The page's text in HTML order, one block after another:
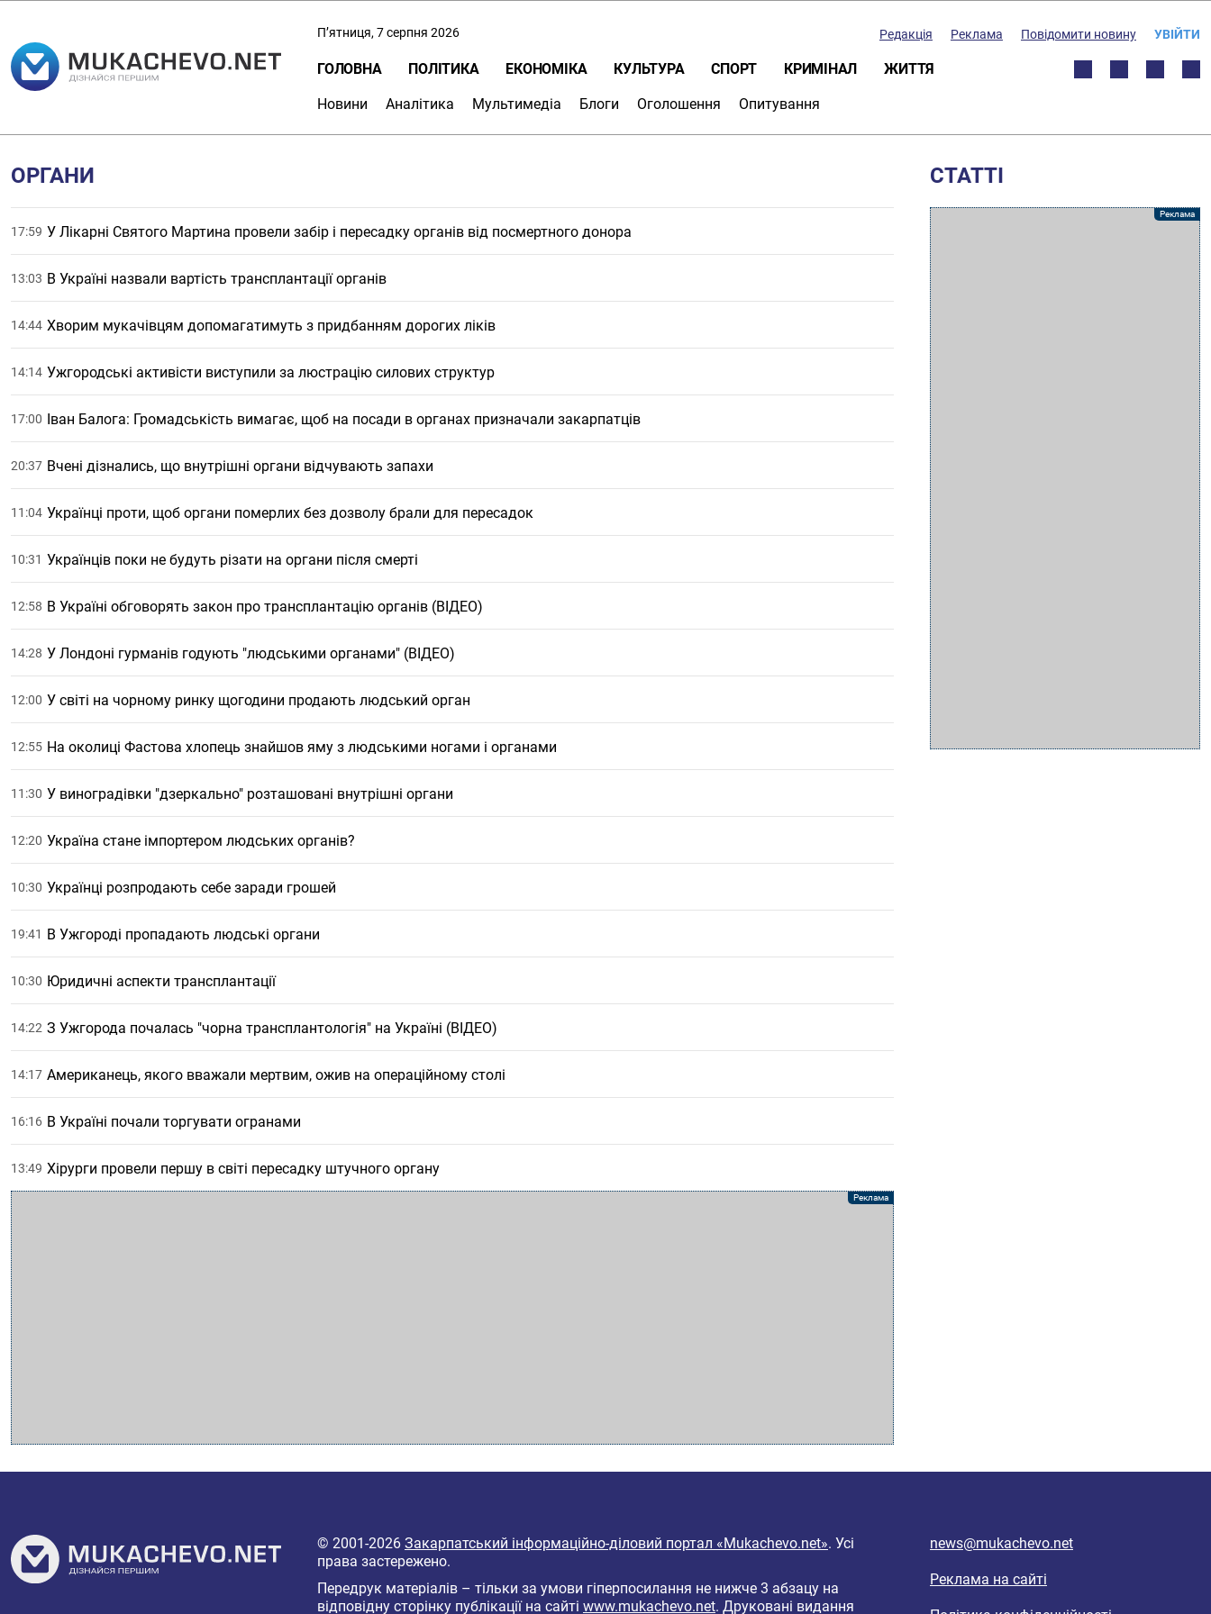
П’ятниця, 7 серпня 2026 Редакція Реклама Повідомити новину УВІЙТИ
ГОЛОВНА ПОЛІТИКА ЕКОНОМІКА КУЛЬТУРА СПОРТ КРИМІНАЛ ЖИТТЯ
Новини Аналітика Мультимедіа Блоги Оголошення Опитування
ОРГАНИ
17:59 У Лікарні Святого Мартина провели забір і пересадку органів від посмертного донора
13:03 В Україні назвали вартість трансплантації органів
14:44 Хворим мукачівцям допомагатимуть з придбанням дорогих ліків
14:14 Ужгородські активісти виступили за люстрацію силових структур
17:00 Іван Балога: Громадськість вимагає, щоб на посади в органах призначали закарпатців
20:37 Вчені дізнались, що внутрішні органи відчувають запахи
11:04 Українці проти, щоб органи померлих без дозволу брали для пересадок
10:31 Українців поки не будуть різати на органи після смерті
12:58 В Україні обговорять закон про трансплантацію органів (ВІДЕО)
14:28 У Лондоні гурманів годують "людськими органами" (ВІДЕО)
12:00 У світі на чорному ринку щогодини продають людський орган
12:55 На околиці Фастова хлопець знайшов яму з людськими ногами і органами
11:30 У виноградівки "дзеркально" розташовані внутрішні органи
12:20 Україна стане імпортером людських органів?
10:30 Українці розпродають себе заради грошей
19:41 В Ужгороді пропадають людські органи
10:30 Юридичні аспекти трансплантації
14:22 З Ужгорода почалась "чорна трансплантологія" на Україні (ВІДЕО)
14:17 Американець, якого вважали мертвим, ожив на операційному столі
16:16 В Україні почали торгувати огранами
13:49 Хірурги провели першу в світі пересадку штучного органу
СТАТТІ
© 2001-2026 Закарпатський інформаційно-діловий портал «Mukachevo.net». Усі
права застережено.
Передрук матеріалів – тільки за умови гіперпосилання не нижче 3 абзацу на
відповідну сторінку публікації на сайті www.mukachevo.net. Друковані видання
news@mukachevo.net
Реклама на сайті